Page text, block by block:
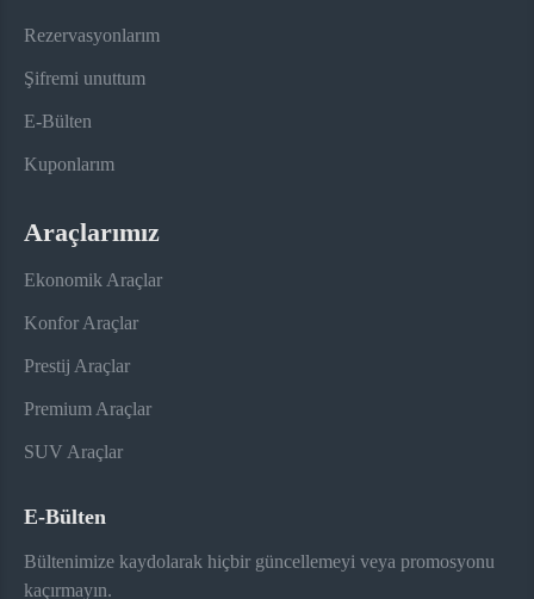
Rezervasyonlarım
Şifremi unuttum
E-Bülten
Kuponlarım
Araçlarımız
Ekonomik Araçlar
Konfor Araçlar
Prestij Araçlar
Premium Araçlar
SUV Araçlar
E-Bülten
Bültenimize kaydolarak hiçbir güncellemeyi veya promosyonu
kaçırmayın.